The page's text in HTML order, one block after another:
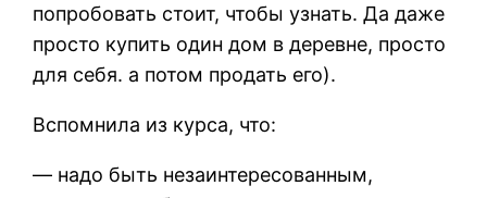
попробовать стоит, чтобы узнать. Да даже
просто купить один дом в деревне, просто
для себя. а потом продать его).
Вспомнила из курса, что:
— надо быть незаинтересованным,